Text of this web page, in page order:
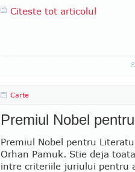
Citeste tot articolul
Carte
Premiul Nobel
Premiul Nobel pentru
Orhan Pamuk. Stie deja
intre criteriile juriului pentru